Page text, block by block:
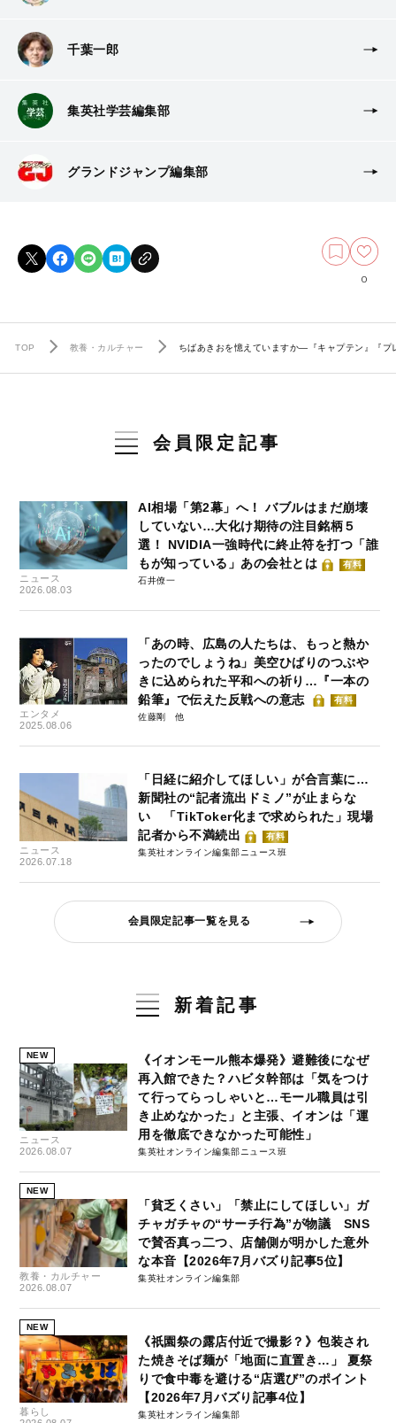
千葉一郎
集英社学芸編集部
グランドジャンプ編集部
0
TOP 教養・カルチャー ちばあきおを憶えていますか―『キャプテン』『
会員限定記事
ニュース
2026.08.03
AI相場「第2幕」へ！ バブルはまだ崩壊
していない…大化け期待の注目銘柄５
選！ NVIDIA一強時代に終止符を打つ「誰
もが知っている」あの会社とは
有料
石井僚一
エンタメ
2025.08.06
「あの時、広島の人たちは、もっと熱か
ったのでしょうね」美空ひばりのつぶや
きに込められた平和への祈り…『一本の
鉛筆』で伝えた反戦への意志
有料
佐藤剛
ニュース
2026.07.18
「日経に紹介してほしい」が合言葉に…
新聞社の“記者流出ドミノ”が止まらな
い 「TikToker化まで求められた」現場
記者から不満続出
有料
集英社オンライン編集部ニュース班
会員限定記事一覧を見る
新着記事
NEW
ニュース
2026.08.07
《イオンモール熊本爆発》避難後になぜ
再入館できた？ハビタ幹部は「気をつけ
て行ってらっしゃいと…モール職員は引
き止めなかった」と主張、イオンは「運
用を徹底できなかった可能性」
集英社オンライン編集部ニュース班
NEW
教養・カルチャー
2026.08.07
「貧乏くさい」「禁止にしてほしい」ガ
チャガチャの“サーチ行為”が物議 SNS
で賛否真っ二つ、店舗側が明かした意外
な本音【2026年7月バズり記事5位】
集英社オンライン編集部
NEW
暮らし
《祇園祭の露店付近で撮影？》包装され
た焼きそば麺が「地面に直置き…」 夏祭
りで食中毒を避ける“店選び”のポイント
【2026年7月バズり記事4位】
集英社オンライン編集部